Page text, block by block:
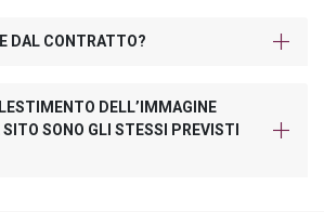
DAL CONTRATTO?
DELL’IMMAGINE
SONO GLI STESSI PREVISTI